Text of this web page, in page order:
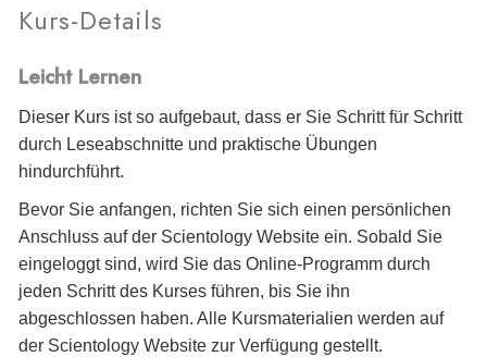
Kurs-Details
Leicht Lernen
Dieser Kurs ist so aufgebaut, dass er Sie Schritt für Schritt
durch Leseabschnitte und praktische Übungen
hindurchführt.
Bevor Sie anfangen, richten Sie sich einen persönlichen
Anschluss auf der Scientology Website ein. Sobald Sie
eingeloggt sind, wird Sie das Online-Programm durch
jeden Schritt des Kurses führen, bis Sie ihn
abgeschlossen haben. Alle Kursmaterialien werden auf
der Scientology Website zur Verfügung gestellt.